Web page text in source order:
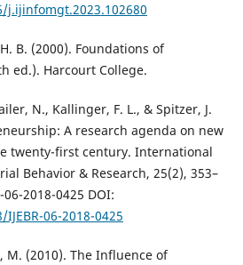
B. (2000). Foundations of
ed.). Harcourt College.
N., Kallinger, F. L., & Spitzer, J.
A research agenda on new
twenty-first century. International
Behavior & Research, 25(2), 353–
2018-0425 DOI:
06-2018-0425
M. (2010). The Influence of